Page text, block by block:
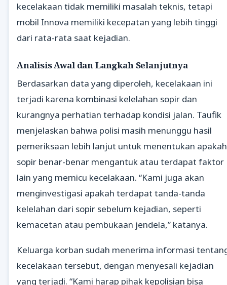
kecelakaan tidak memiliki masalah teknis, tetapi
mobil Innova memiliki kecepatan yang lebih tinggi
dari rata-rata saat kejadian.
Analisis Awal dan Langkah Selanjutnya
Berdasarkan data yang diperoleh, kecelakaan ini
terjadi karena kombinasi kelelahan sopir dan
kurangnya perhatian terhadap kondisi jalan. Taufik
menjelaskan bahwa polisi masih menunggu hasil
pemeriksaan lebih lanjut untuk menentukan apakah
sopir benar-benar mengantuk atau terdapat faktor
lain yang memicu kecelakaan. “Kami juga akan
menginvestigasi apakah terdapat tanda-tanda
kelelahan dari sopir sebelum kejadian, seperti
kemacetan atau pembukaan jendela,” katanya.
Keluarga korban sudah menerima informasi
kecelakaan tersebut, dengan menyesali kejadian
yang terjadi. “Kami harap pihak kepolisian bisa